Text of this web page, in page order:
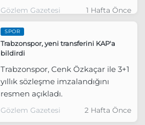
sanayisizleşme riski kendisini
mevcut ekonomik programımızı,
ana hedeflerinden vazgeçmeden,
sanayimizin üretken kapasitesini
koruyarak, kırılganlıklarını
azaltarak ve teknolojik
dönüşümünü destekleyerek
güçlendirmektir" dedi
Gözlem Gazetesi 1 Hafta Önce
SPOR
Trabzonspor, yeni transferini KAP'a
bildirdi
Trabzonspor, Cenk Özkaçar ile 3+1
yıllık sözleşme imzalandığını
resmen açıkladı.
Gözlem Gazetesi 2 Hafta Önce